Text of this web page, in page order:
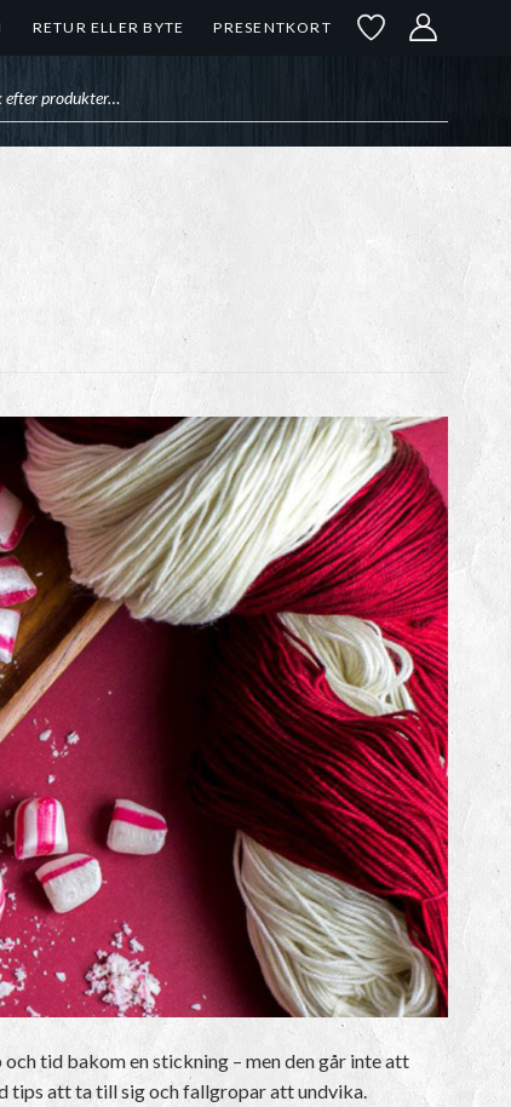
RETUR ELLER BYTE PRESENTKORT
tid bakom en stickning – men den går inte att
tips att ta till sig och fallgropar att undvika.